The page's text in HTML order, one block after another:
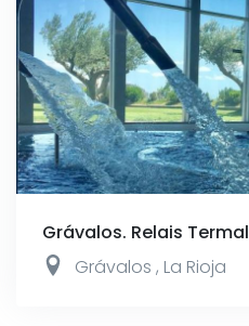
Grávalos. Relais Termal
Grávalos , La Rioja